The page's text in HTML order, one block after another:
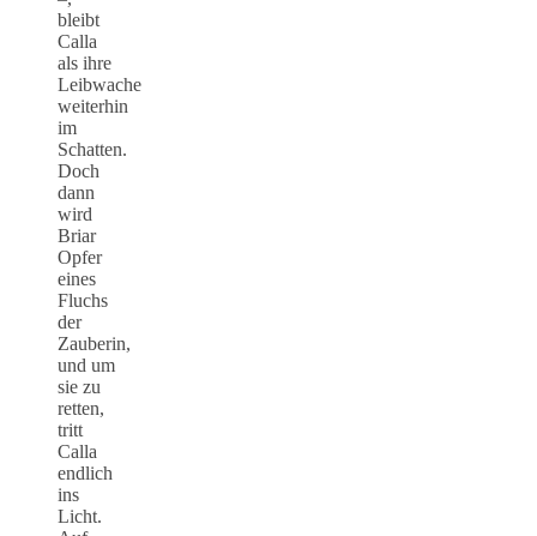
bleibt
Calla
als ihre
Leibwache
weiterhin
im
Schatten.
Doch
dann
wird
Briar
Opfer
eines
Fluchs
der
Zauberin,
und um
sie zu
retten,
tritt
Calla
endlich
ins
Licht.